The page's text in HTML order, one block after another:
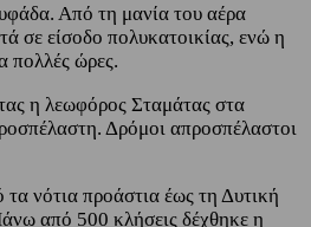
Από τη μανία του αέρα
σε είσοδο πολυκατοικίας, ενώ η
πολλές ώρες.
η λεωφόρος Σταμάτας στα
Δρόμοι απροσπέλαστοι
νότια προάστια έως τη Δυτική
από 500 κλήσεις δέχθηκε η